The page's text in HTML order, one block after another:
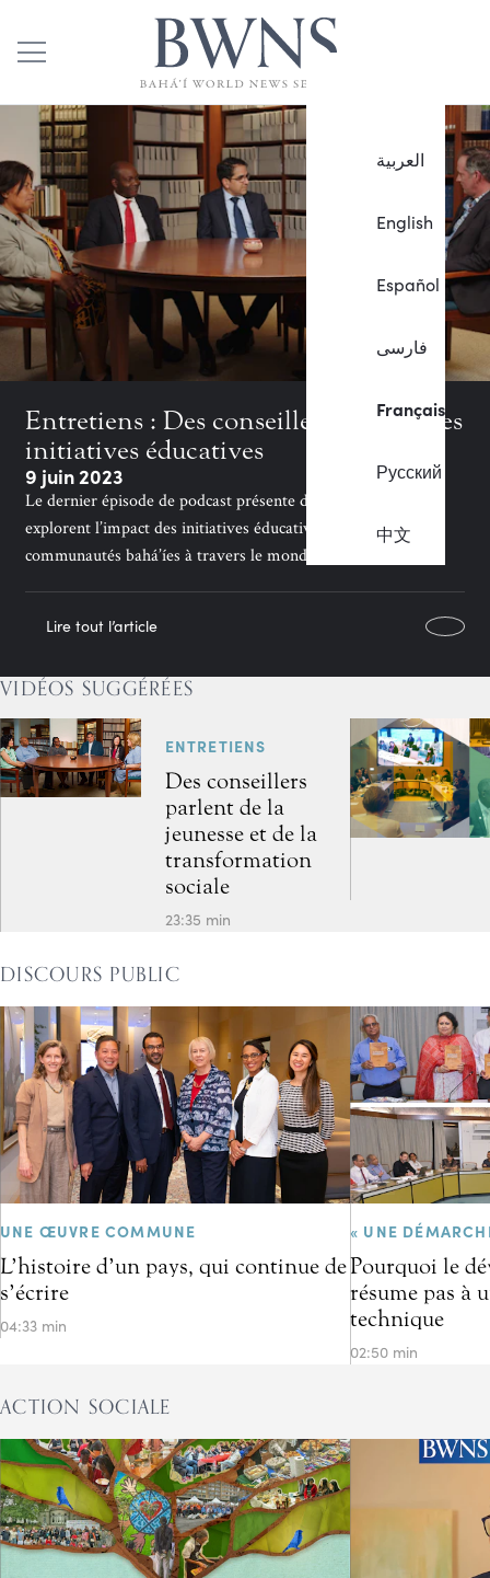
العربية
English
Español
فارسی
Français
Русский
中文
Entretiens : Des conseillers parlent des
initiatives éducatives
9 juin 2023
Le dernier épisode de podcast présente des conseillers qui
explorent l’impact des initiatives éducatives sur les
communautés bahá’íes à travers le monde.
Lire tout l’article
VIDÉOS SUGGÉRÉES
ENTRETIENS
Des conseillers
parlent de la
jeunesse et de la
transformation
sociale
23:35 min
DISCOURS PUBLIC
UNE ŒUVRE COMMUNE
L’histoire d’un pays, qui continue de
s’écrire
04:33 min
« UNE
Pourquoi le
résume pas à
technique
02:50 min
ACTION SOCIALE